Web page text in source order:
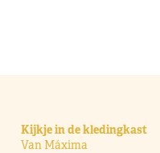
Kijkje in de kledingkast
Van Máxima